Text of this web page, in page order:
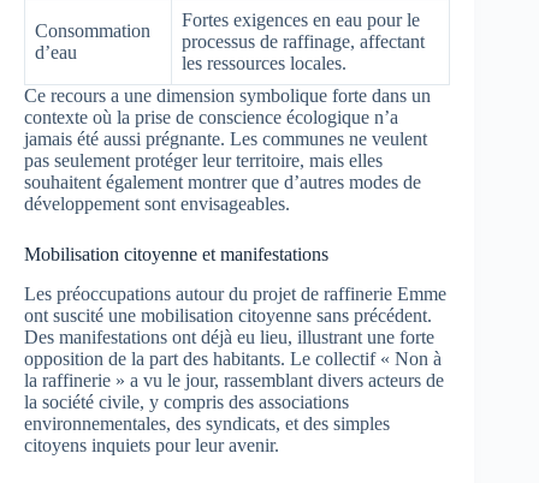
Consommation
d’eau
Fortes exigences en eau pour le
processus de raffinage, affectant
les ressources locales.
Ce recours a une dimension symbolique forte dans un
contexte où la prise de conscience écologique n’a
jamais été aussi prégnante. Les communes ne veulent
pas seulement protéger leur territoire, mais elles
souhaitent également montrer que d’autres modes de
développement sont envisageables.
Mobilisation citoyenne et manifestations
Les préoccupations autour du projet de raffinerie Emme
ont suscité une mobilisation citoyenne sans précédent.
Des manifestations ont déjà eu lieu, illustrant une forte
opposition de la part des habitants. Le collectif « Non à
la raffinerie » a vu le jour, rassemblant divers acteurs de
la société civile, y compris des associations
environnementales, des syndicats, et des simples
citoyens inquiets pour leur avenir.